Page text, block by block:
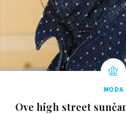
MODA
Ove high street